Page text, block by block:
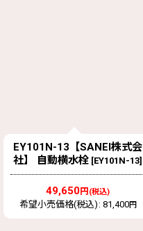
EY101N-13【SANEI株式会
社】 自動横水栓 [EY101N-13]
49,650円 (税込)
希望小売価格(税込) : 81,400円